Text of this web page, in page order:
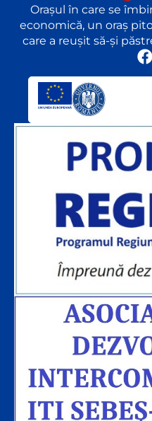
Orașul în care se
economică, un oraș
care a reușit să-și
F
a
k